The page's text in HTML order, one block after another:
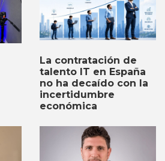
La contratación de
talento IT en España
no ha decaído con la
incertidumbre
económica